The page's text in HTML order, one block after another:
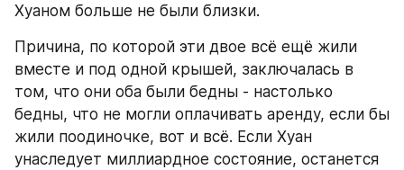
Хуаном больше не были близки.
Причина, по которой эти двое всё ещё жили
вместе и под одной крышей, заключалась в
том, что они оба были бедны - настолько
бедны, что не могли оплачивать аренду, если бы
жили поодиночке, вот и всё. Если Хуан
унаследует миллиардное состояние, останется